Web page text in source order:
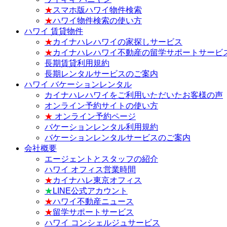
★スマホ版ハワイ物件検索
★ハワイ物件検索の使い方
ハワイ 賃貸物件
★カイナハレハワイの家探しサービス
★カイナハレハワイ不動産の留学サポートサービ
長期賃貸利用規約
長期レンタルサービスのご案内
ハワイ バケーションレンタル
カイナハレハワイをご利用いただいたお客様の声
オンライン予約サイトの使い方
★ オンライン予約ページ
バケーションレンタル利用規約
バケーションレンタルサービスのご案内
会社概要
エージェントとスタッフの紹介
ハワイ オフィス営業時間
★カイナハレ東京オフィス
★ LINE公式アカウント
★ハワイ不動産ニュース
★留学サポートサービス
ハワイ コンシェルジュサービス